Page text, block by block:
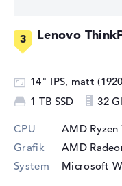
Lenovo
14" IPS, matt
1 TB SSD
32
CPU AMD Ryzen
Grafik
AMD
System
Microsoft